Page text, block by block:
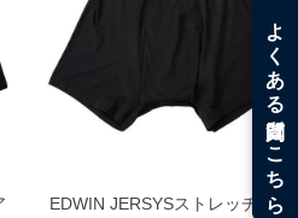
返品交換不可とさせて頂いております。予め
EDWIN JERSYSストレッチフラ